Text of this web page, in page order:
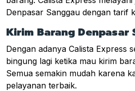
Denpasar Sanggau dengan tarif
Kirim Barang Denpasar
Dengan adanya Calista Express
bingung lagi ketika mau kirim
Semua semakin mudah karena
pelayanan terbaik.